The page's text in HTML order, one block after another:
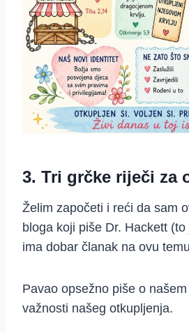
3. Tri grčke riječi za
Želim započeti i reći da sam
bloga koji piše Dr. Hackett
ima dobar članak na ovu
Pavao opsežno piše o
važnosti našeg otkupljenja.